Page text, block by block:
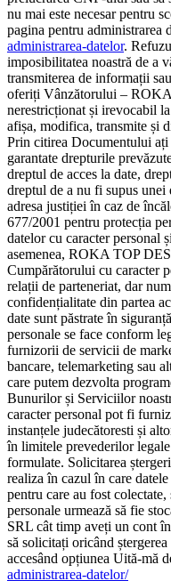
nu mai este necesar pentru
pagina pentru administrarea
administrarea-datelor.
imposibilitatea noastră de a
transmiterea de informații
oferiți Vânzătorului –
nerestricționat și irevocabil
afișa, modifica, transmite și
Prin citirea Documentului
garantate drepturile
dreptul de acces la date,
dreptul de a nu fi supus
adresa justiției în caz de
677/2001 pentru protecția
datelor cu caracter personal
asemenea, ROKA TOP
Cumpărătorului cu caracter
relații de parteneriat, dar
confidențialitate din partea
date sunt păstrate în
personale se face conform
furnizorii de servicii de
bancare, telemarketing sau
care putem dezvolta
Bunurilor și Serviciilor
caracter personal pot fi
instanțele judecătoresti și
în limitele prevederilor
formulate. Solicitarea
realiza în cazul în care
pentru care au fost
personale urmează să fie
SRL cât timp aveți un cont
să solicitați oricând
accesând opțiunea Uită-mă
administrarea-datelor/